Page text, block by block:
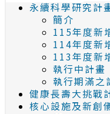
永續科學研究計
簡介
115年度新
114年度新
113年度新
執行中計畫
執行期滿之
健康長壽大挑戰
核心設施及新創